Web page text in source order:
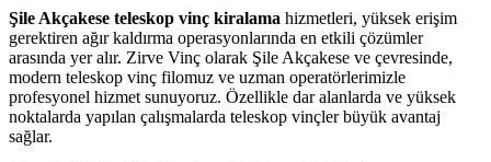
Şile Akçakese teleskop vinç kiralama hizmetleri, yüksek erişim
gerektiren ağır kaldırma operasyonlarında en etkili çözümler
arasında yer alır. Zirve Vinç olarak Şile Akçakese ve çevresinde,
modern teleskop vinç filomuz ve uzman operatörlerimizle
profesyonel hizmet sunuyoruz. Özellikle dar alanlarda ve yüksek
noktalarda yapılan çalışmalarda teleskop vinçler büyük avantaj
sağlar.